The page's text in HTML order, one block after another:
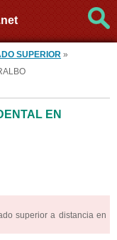
SUPERIOR »
EN
superior a distancia en